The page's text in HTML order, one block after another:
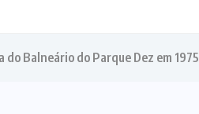
Balneário do Parque Dez em 1975